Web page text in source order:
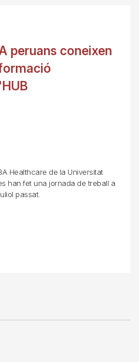
peruans coneixen
Healthcare de la Universitat
han fet una jornada de treball a
passat.